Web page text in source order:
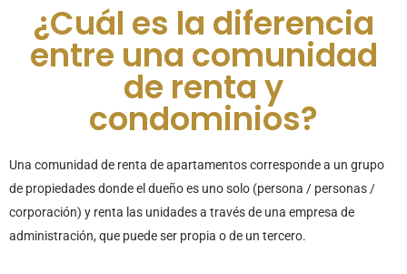
¿Cuál es la diferencia
entre una comunidad
de renta y
condominios?
Una comunidad de renta de apartamentos corresponde a un grupo
de propiedades donde el dueño es uno solo (persona / personas /
corporación) y renta las unidades a través de una empresa de
administración, que puede ser propia o de un tercero.